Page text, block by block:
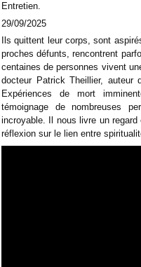
Entretien.
29/09/2025
Ils quittent leur corps, sont
proches défunts, rencontrent
centaines de personnes vivent
docteur Patrick Theillier,
Expériences de mort
témoignage de nombreuses
incroyable. Il nous livre un
réflexion sur le lien entre